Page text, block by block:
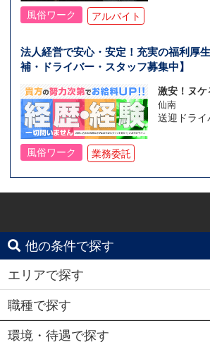
風俗ワーク
アルバイト
法人経営で安心・安定！充実の福利厚
補・ドライバー・スタッフ募集中】
激安！ヌ
仙南
送迎ドライ
風俗ワーク 業務委託
他の条件で探す
エリアで探す
職種で探す
環境・待遇で探す